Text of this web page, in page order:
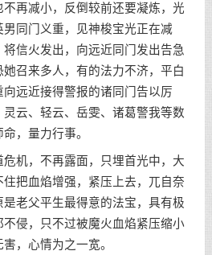
再减小，反倒较前还要凝炼，光
同门义重，见神梭宝光正在减
信火发出，向远近同门发出告急
召来多人，有的法力不济，平白
远近接得警报的诸同门告以厉
云、轻云、岳雯、诸葛警我等数
，量力行事。
机，不再露面，只埋首光中，大
把血焰增强，紧压上去，兀自奈
老父平生最得意的法宝，具有极
侵，只不过被魔火血焰紧压缩小
，心情为之一宽。